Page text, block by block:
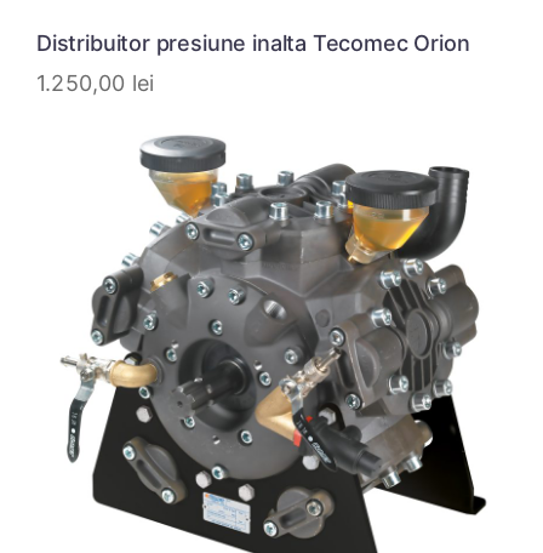
Distribuitor presiune inalta Tecomec Orion
1.250,00 lei